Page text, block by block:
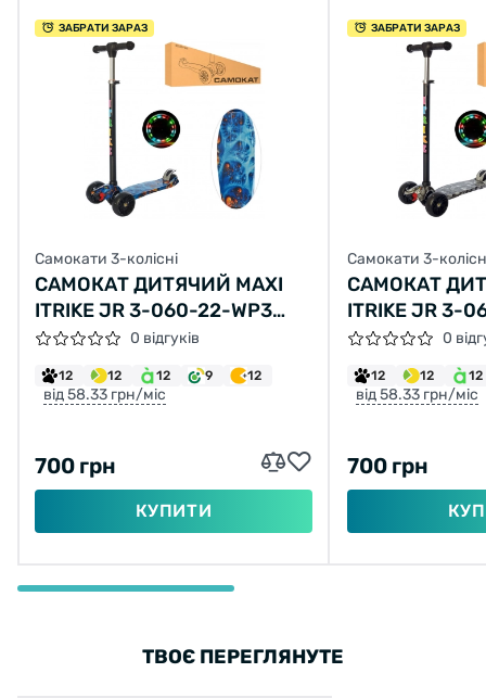
ЗАБРАТИ ЗАРАЗ
Самокати 3-колісні
САМОКАТ ДИТЯЧИЙ MAXI
ITRIKE JR 3-060-22-WP3
ТРИКОЛІСНИЙ
0 відгуків
12 12 12 9 12
від 58.33 грн/міс
700 грн
КУПИТИ
ЗАБРАТИ ЗАРАЗ
Самокати 3-
САМОКАТ
ITRIKE JR 3-
0
12 12 12
від 58.33 грн/міс
700 грн
ТВОЄ ПЕРЕГЛЯНУТЕ